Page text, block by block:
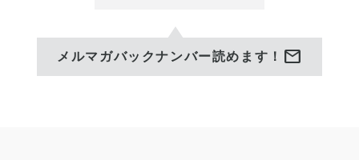
PK戦勝利
【得点者】
縄
0ー2
メルマガバックナンバー読めます！ mail